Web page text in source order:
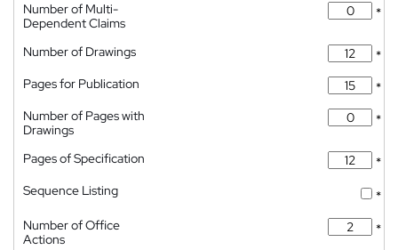
Number of Multi-
Dependent Claims
*
Number of Drawings
*
Pages for Publication
*
Number of Pages with
Drawings
*
Pages of Specification
*
Sequence Listing
*
Number of Office
Actions
*